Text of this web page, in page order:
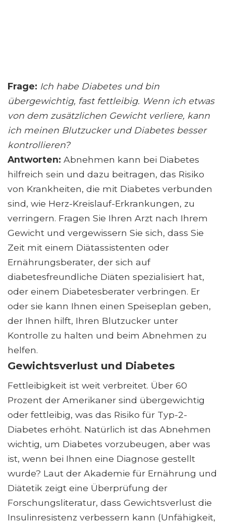
Frage: Ich habe Diabetes und bin
übergewichtig, fast fettleibig. Wenn ich etwas
von dem zusätzlichen Gewicht verliere, kann
ich meinen Blutzucker und Diabetes besser
kontrollieren?
Antworten: Abnehmen kann bei Diabetes
hilfreich sein und dazu beitragen, das Risiko
von Krankheiten, die mit Diabetes verbunden
sind, wie Herz-Kreislauf-Erkrankungen, zu
verringern. Fragen Sie Ihren Arzt nach Ihrem
Gewicht und vergewissern Sie sich, dass Sie
Zeit mit einem Diätassistenten oder
Ernährungsberater, der sich auf
diabetesfreundliche Diäten spezialisiert hat,
oder einem Diabetesberater verbringen. Er
oder sie kann Ihnen einen Speiseplan geben,
der Ihnen hilft, Ihren Blutzucker unter
Kontrolle zu halten und beim Abnehmen zu
helfen.
Gewichtsverlust und Diabetes
Fettleibigkeit ist weit verbreitet. Über 60
Prozent der Amerikaner sind übergewichtig
oder fettleibig, was das Risiko für Typ-2-
Diabetes erhöht. Natürlich ist das Abnehmen
wichtig, um Diabetes vorzubeugen, aber was
ist, wenn bei Ihnen eine Diagnose gestellt
wurde? Laut der Akademie für Ernährung und
Diätetik zeigt eine Überprüfung der
Forschungsliteratur, dass Gewichtsverlust die
Insulinresistenz verbessern kann (Unfähigkeit,